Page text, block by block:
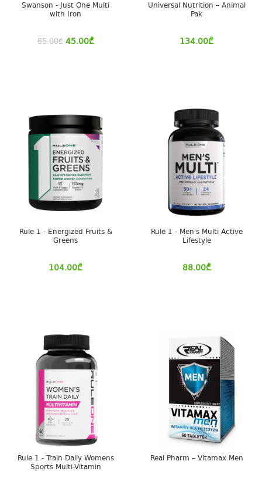
Swanson - Just One Multi
with Iron
65.00₾ 45.00₾
Universal Nutrition – Animal
Pak
134.00₾
Rule 1 - Energized Fruits &
Greens
104.00₾
Rule 1 - Men's Multi Active
Lifestyle
88.00₾
Rule 1 - Train Daily Womens
Sports Multi-Vitamin
Real Pharm – Vitamax Men